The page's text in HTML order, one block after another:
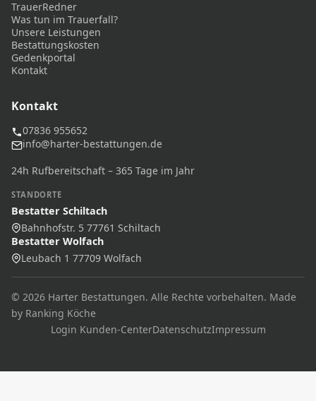
TrauerRedner
Was tun im Trauerfall?
Unsere Leistungen
Bestattungskosten
Gedenkportal
Kontakt
Kontakt
07836 955652
info@harter-bestattungen.de
24h Rufbereitschaft – 365 Tage im Jahr
STANDORTE
Bestatter Schiltach
Bahnhofstr. 5 77761 Schiltach
Bestatter Wolfach
Leubach 1 77709 Wolfach
© 2026 Harter Bestattungen. Alle Rechte vorbehalten. Made
by Ranking Köche
Login Kunden-CenterDatenschutzImpressum